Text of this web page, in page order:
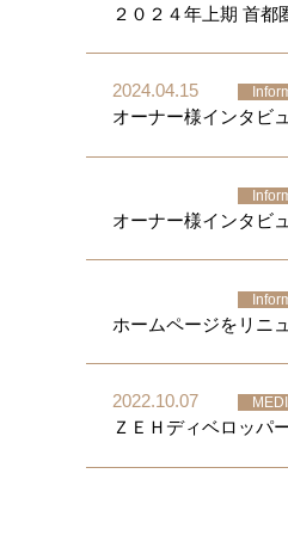
２０２４年上期 首都
2024.04.15
オーナー様インタビ
オーナー様インタビ
ホームページをリニ
2022.10.07
ＺＥＨディベロッパ